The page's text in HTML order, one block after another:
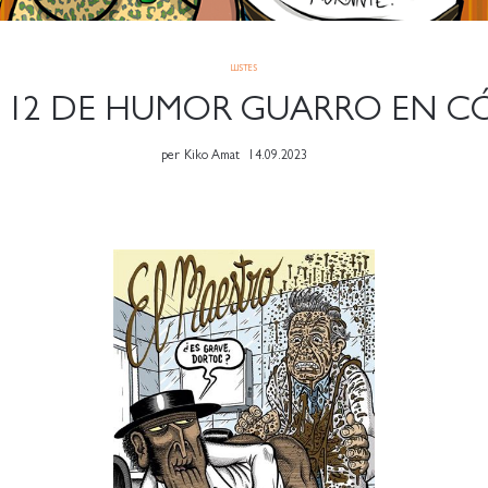
LLISTES
DE HUMOR GUARRO EN
per Kiko Amat 14.09.2023